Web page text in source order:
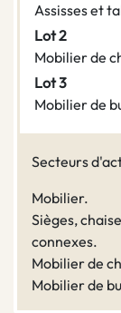
Assisses et
Lot 2
Mobilier de
Lot 3
Mobilier de
Secteurs
Mobilier.
Sièges,
connexes.
Mobilier de
Mobilier de